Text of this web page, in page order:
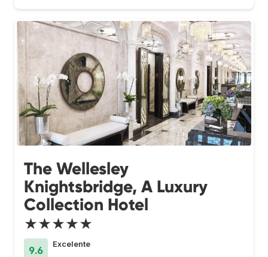
The Wellesley
Knightsbridge, A Luxury
Collection Hotel
★★★★★
9.6
Excelente